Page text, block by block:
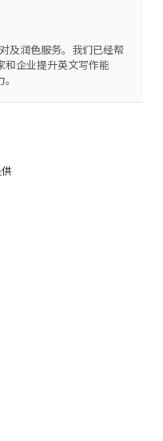
及润色服务。我们已经帮
和企业提升英文写作能